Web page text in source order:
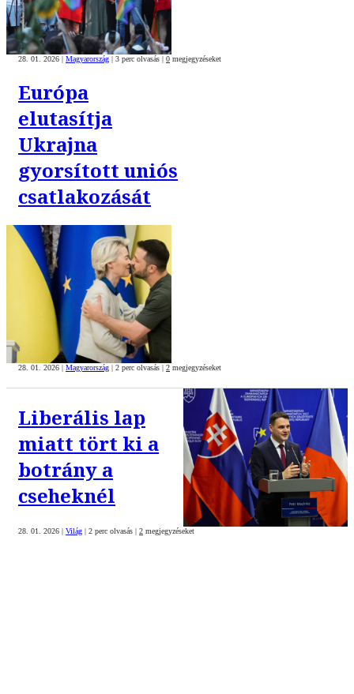
28. 01. 2026 Magyarország 3 perc olvasás 0 megjegyzéseket
Európa
elutasítja
Ukrajna
gyorsított uniós
csatlakozását
28. 01. 2026 | Magyarország | 2 perc olvasás | 2 megjegyzéseket
Liberális lap
miatt tört ki a
botrány a
cseheknél
28. 01. 2026 | Világ | 2 perc olvasás | 2 megjegyzéseket